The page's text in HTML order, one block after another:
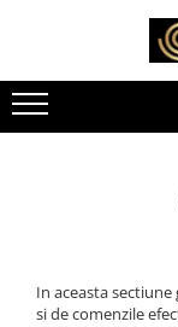
In aceasta
si de comenzile